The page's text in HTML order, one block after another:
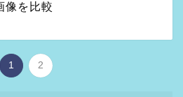
像を比較
1 2